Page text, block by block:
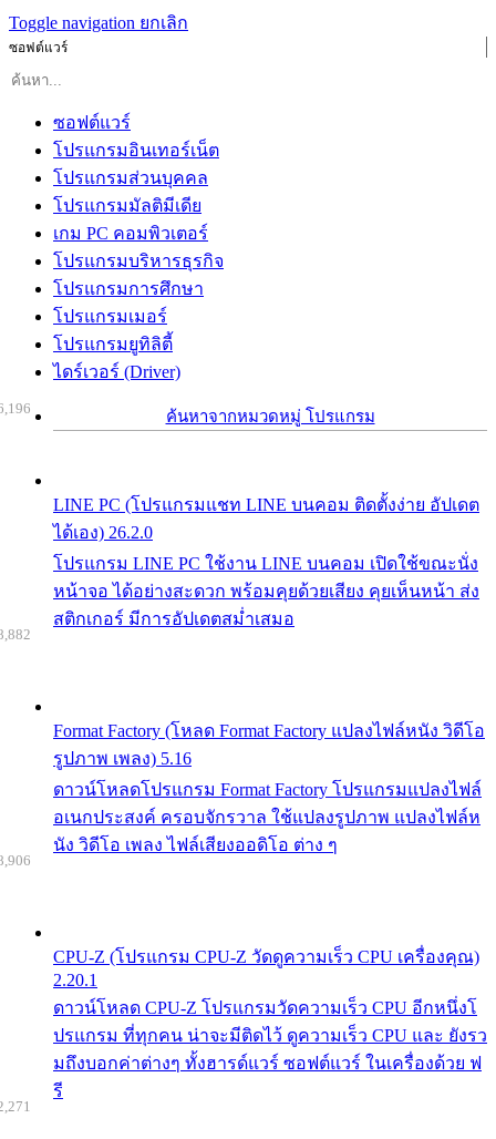
Toggle navigation ยกเลิก
ซอฟต์แวร์
ซอฟต์แวร์
โปรแกรมอินเทอร์เน็ต
โปรแกรมส่วนบุคคล
โปรแกรมมัลติมีเดีย
เกม PC คอมพิวเตอร์
โปรแกรมบริหารธุรกิจ
โปรแกรมการศึกษา
โปรแกรมเมอร์
โปรแกรมยูทิลิตี้
ไดร์เวอร์ (Driver)
ค้นหาจากหมวดหมู่ โปรแกรม
LINE PC (โปรแกรมแชท LINE บนคอม ติดตั้งง่าย อัปเดต
ได้เอง) 26.2.0
โปรแกรม LINE PC ใช้งาน LINE บนคอม เปิดใช้ขณะนั่ง
หน้าจอ ได้อย่างสะดวก พร้อมคุยด้วยเสียง คุยเห็นหน้า ส่ง
สติกเกอร์ มีการอัปเดตสม่ำเสมอ
Format Factory (โหลด Format Factory แปลงไฟล์หนัง วิดีโอ
รูปภาพ เพลง) 5.16
ดาวน์โหลดโปรแกรม Format Factory โปรแกรมแปลงไฟล์
อเนกประสงค์ ครอบจักรวาล ใช้แปลงรูปภาพ แปลงไฟล์ห
นัง วิดีโอ เพลง ไฟล์เสียงออดิโอ ต่าง ๆ
CPU-Z (โปรแกรม CPU-Z วัดดูความเร็ว CPU เครื่องคุณ)
2.20.1
ดาวน์โหลด CPU-Z โปรแกรมวัดความเร็ว CPU อีกหนึ่งโ
ปรแกรม ที่ทุกคน น่าจะมีติดไว้ ดูความเร็ว CPU และ ยังรว
มถึงบอกค่าต่างๆ ทั้งฮารด์แวร์ ซอฟต์แวร์ ในเครื่องด้วย ฟ
รี